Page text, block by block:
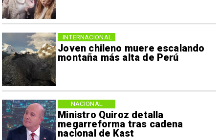
Joven chileno muere escalando
montaña más alta de Perú
INTERNACIONAL
Ministro Quiroz detalla
megarreforma tras cadena
nacional de Kast
NACIONAL